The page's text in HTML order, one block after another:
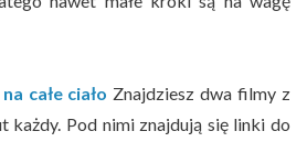
całe ciało Znajdziesz dwa filmy z
każdy. Pod nimi znajdują się linki do